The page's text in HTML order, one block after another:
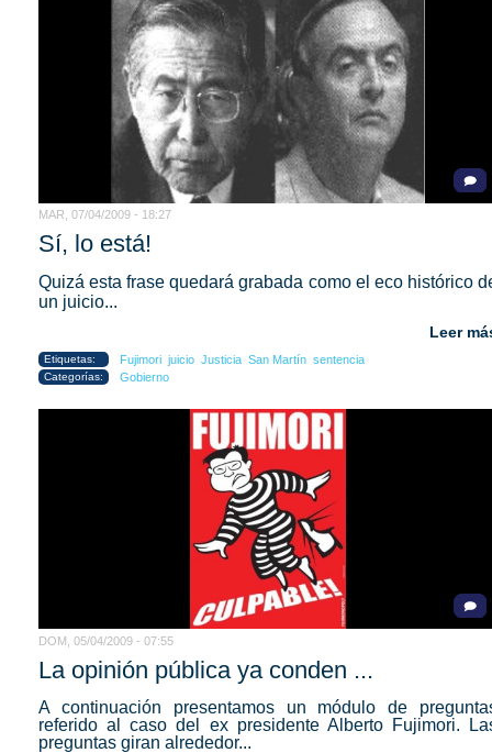
MAR, 07/04/2009 - 18:27
Sí, lo está!
Quizá esta frase quedará grabada como el eco histórico
un juicio...
Leer
Etiquetas: Fujimori juicio Justicia San Martín sentencia
Categorías: Gobierno
DOM, 05/04/2009 - 07:55
La opinión pública ya conden ...
A continuación presentamos un módulo de
referido al caso del ex presidente Alberto Fujimori.
preguntas giran alrededor...